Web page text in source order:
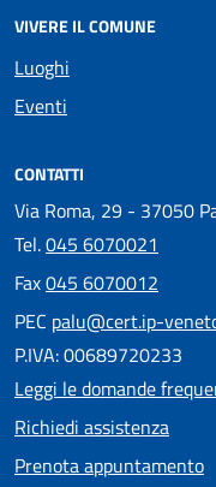
VIVERE IL COMUNE
Luoghi
Eventi
CONTATTI
Via Roma, 29 - 37050
Tel.045 6070021
Fax045 6070012
PEC palu@cert.ip-
P.IVA: 00689720233
Leggi le domande
Richiedi assistenza
Prenota appuntamento